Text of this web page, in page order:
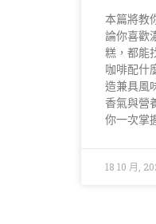
本篇將教
論你喜歡
糕，都能
咖啡配什
造兼具風
香氣與營
你一次掌
18 10 月,